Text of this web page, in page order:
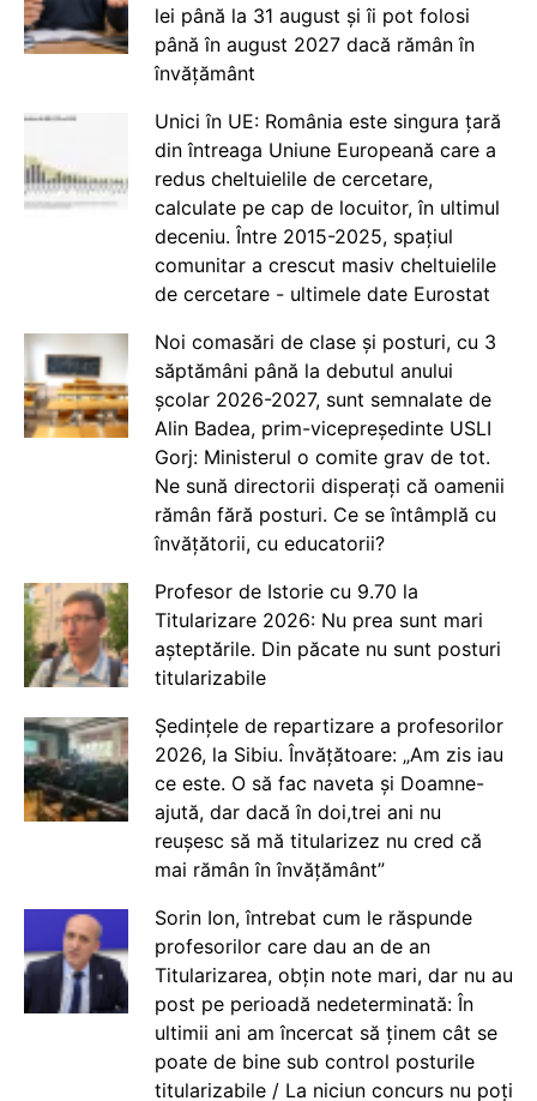
lei până la 31 august și îi pot folosi
până în august 2027 dacă rămân în
învățământ
Unici în UE: România este singura țară
din întreaga Uniune Europeană care a
redus cheltuielile de cercetare,
calculate pe cap de locuitor, în ultimul
deceniu. Între 2015-2025, spațiul
comunitar a crescut masiv cheltuielile
de cercetare - ultimele date Eurostat
Noi comasări de clase și posturi, cu 3
săptămâni până la debutul anului
școlar 2026-2027, sunt semnalate de
Alin Badea, prim-vicepreședinte USLI
Gorj: Ministerul o comite grav de tot.
Ne sună directorii disperați că oamenii
rămân fără posturi. Ce se întâmplă cu
învățătorii, cu educatorii?
Profesor de Istorie cu 9.70 la
Titularizare 2026: Nu prea sunt mari
așteptările. Din păcate nu sunt posturi
titularizabile
Ședințele de repartizare a profesorilor
2026, la Sibiu. Învățătoare: „Am zis iau
ce este. O să fac naveta și Doamne-
ajută, dar dacă în doi,trei ani nu
reușesc să mă titularizez nu cred că
mai rămân în învățământ”
Sorin Ion, întrebat cum le răspunde
profesorilor care dau an de an
Titularizarea, obțin note mari, dar nu au
post pe perioadă nedeterminată: În
ultimii ani am încercat să ținem cât se
poate de bine sub control posturile
titularizabile / La niciun concurs nu poți